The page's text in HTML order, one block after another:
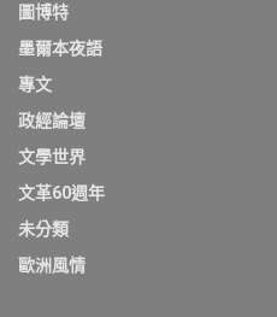
圖博特
墨爾本夜語
專文
政經論壇
文學世界
文革60週年
未分類
歐洲風情